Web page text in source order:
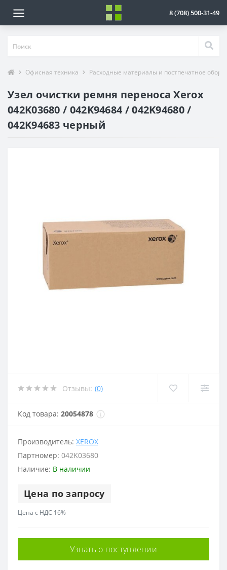
8 (708) 500-31-49
Офисная техника Расходные материалы и постпечатное
Узел очистки ремня переноса Xerox
042K03680 / 042K94684 / 042K94680 /
042K94683 черный
Отзывы: (0)
Код товара: 20054878
Производитель: XEROX
Партномер: 042K03680
Наличие: В наличии
Цена по запросу
Цена с НДС 16%
Узнать о поступлении